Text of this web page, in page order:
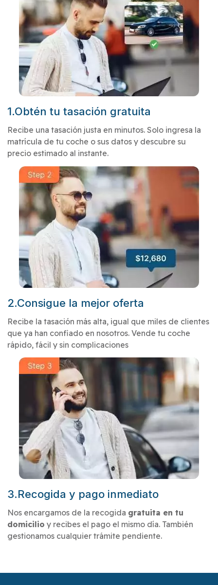
1.Obtén tu tasación gratuita
Recibe una tasación justa en minutos. Solo ingresa la
matrícula de tu coche o sus datos y descubre su
precio estimado al instante.
2.Consigue la mejor oferta
Recibe la tasación más alta, igual que miles de clientes
que ya han confiado en nosotros. Vende tu coche
rápido, fácil y sin complicaciones
3.Recogida y pago inmediato
Nos encargamos de la recogida gratuita en tu
domicilio y recibes el pago el mismo día. También
gestionamos cualquier trámite pendiente.